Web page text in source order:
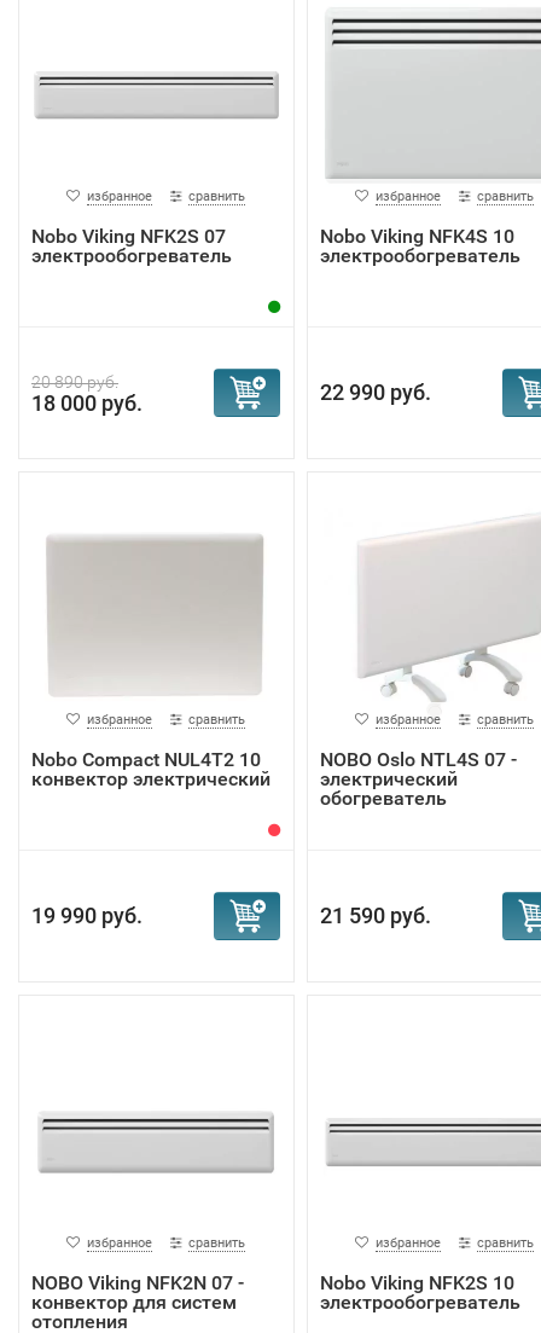
избранное сравнить
Nobo Viking NFK2S 07
электрообогреватель
20 890 руб.
18 000 руб.
избранное сравнить
Nobo Viking NFK4S 10
электрообогреватель
22 990 руб.
избранное сравнить
Nobo Compact NUL4T2 10
конвектор электрический
19 990 руб.
избранное сравнить
NOBO Oslo NTL4S 07 -
электрический
обогреватель
21 590 руб.
избранное сравнить
NOBO Viking NFK2N 07 -
конвектор для систем
отопления
избранное сравнить
Nobo Viking NFK2S 10
электрообогреватель